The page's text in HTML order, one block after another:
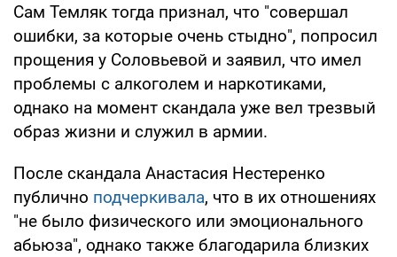
Сам Темляк тогда признал, что "совершал
ошибки, за которые очень стыдно", попросил
прощения у Соловьевой и заявил, что имел
проблемы с алкоголем и наркотиками,
однако на момент скандала уже вел трезвый
образ жизни и служил в армии.
После скандала Анастасия Нестеренко
публично подчеркивала, что в их отношениях
"не было физического или эмоционального
абьюза", однако также благодарила близких